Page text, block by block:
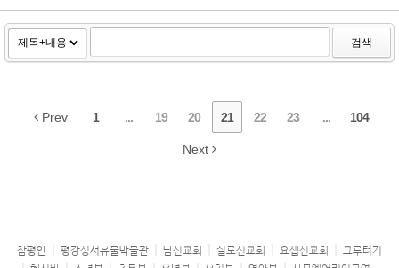
검색
Prev 1 ... 19 20 21 22 23 ... 104
Next
참평안 평강성서유물박물관 남선교회 실로선교회 요셉선교회
그루터기